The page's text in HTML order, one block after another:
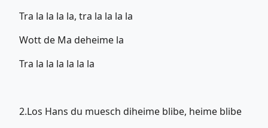
Tra la la la la, tra la la la la
Wott de Ma deheime la
Tra la la la la la la
2.Los Hans du muesch diheime blibe, heime blibe